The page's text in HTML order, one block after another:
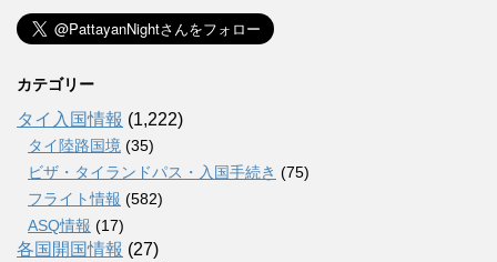
カテゴリー
タイ入国情報 (1,222)
タイ陸路国境 (35)
ビザ・タイランドパス・入国手続き (75)
フライト情報 (582)
ASQ情報 (17)
各国開国情報 (27)